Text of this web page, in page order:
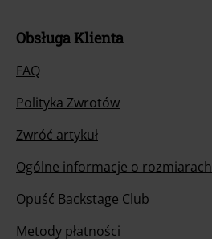
Obsługa Klienta
FAQ
Polityka Zwrotów
Zwróć artykuł
Ogólne informacje o rozmiarach
Opuść Backstage Club
Metody płatności